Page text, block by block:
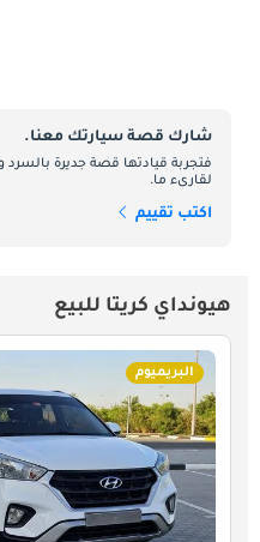
شارك قصة سيارتك معنا.
فتجربة قيادتها قصة جديرة بالسرد
لقارىء ما.
اكتب تقييم
هيونداي كريتا للبيع
البريميوم